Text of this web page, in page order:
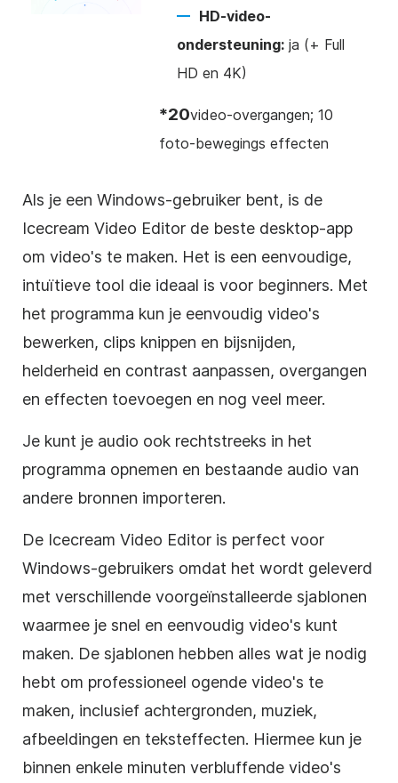
HD-video-
ondersteuning: ja (+ Full
HD en 4K)
*20video-overgangen; 10
foto-bewegings effecten
Als je een Windows-gebruiker bent, is de
Icecream Video Editor de beste desktop-app
om video's te maken. Het is een eenvoudige,
intuïtieve tool die ideaal is voor beginners. Met
het programma kun je eenvoudig video's
bewerken, clips knippen en bijsnijden,
helderheid en contrast aanpassen, overgangen
en effecten toevoegen en nog veel meer.
Je kunt je audio ook rechtstreeks in het
programma opnemen en bestaande audio van
andere bronnen importeren.
De Icecream Video Editor is perfect voor
Windows-gebruikers omdat het wordt geleverd
met verschillende voorgeïnstalleerde sjablonen
waarmee je snel en eenvoudig video's kunt
maken. De sjablonen hebben alles wat je nodig
hebt om professioneel ogende video's te
maken, inclusief achtergronden, muziek,
afbeeldingen en teksteffecten. Hiermee kun je
binnen enkele minuten verbluffende video's